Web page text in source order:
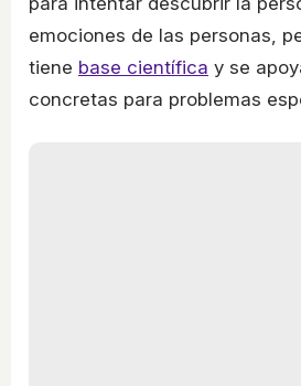
emociones de las personas,
tiene base científica y se
concretas para problemas